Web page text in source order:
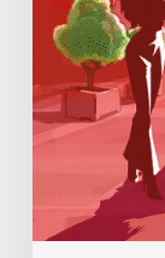
Défense
un
jeu
d’enquête
à
ciel